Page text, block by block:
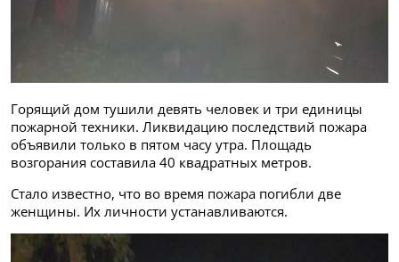
Горящий дом тушили девять человек и три единицы
пожарной техники. Ликвидацию последствий пожара
объявили только в пятом часу утра. Площадь
возгорания составила 40 квадратных метров.
Стало известно, что во время пожара погибли две
женщины. Их личности устанавливаются.